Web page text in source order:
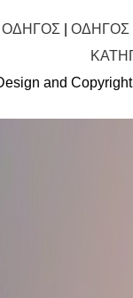
ΟΔΗΓΟΣ
ΟΔΗΓΟΣ
and